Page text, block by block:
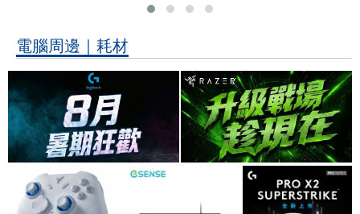
電腦周邊｜耗材